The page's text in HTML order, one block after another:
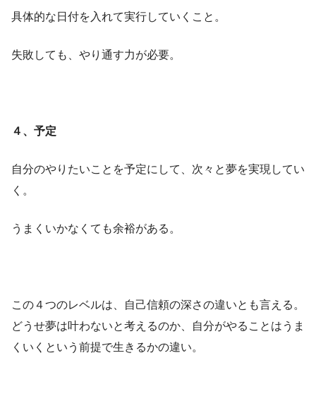
具体的な日付を入れて実行していくこと。
失敗しても、やり通す力が必要。
４、予定
自分のやりたいことを予定にして、次々と夢を実現してい
く。
うまくいかなくても余裕がある。
この４つのレベルは、自己信頼の深さの違いとも言える。
どうせ夢は叶わないと考えるのか、自分がやることはうま
くいくという前提で生きるかの違い。